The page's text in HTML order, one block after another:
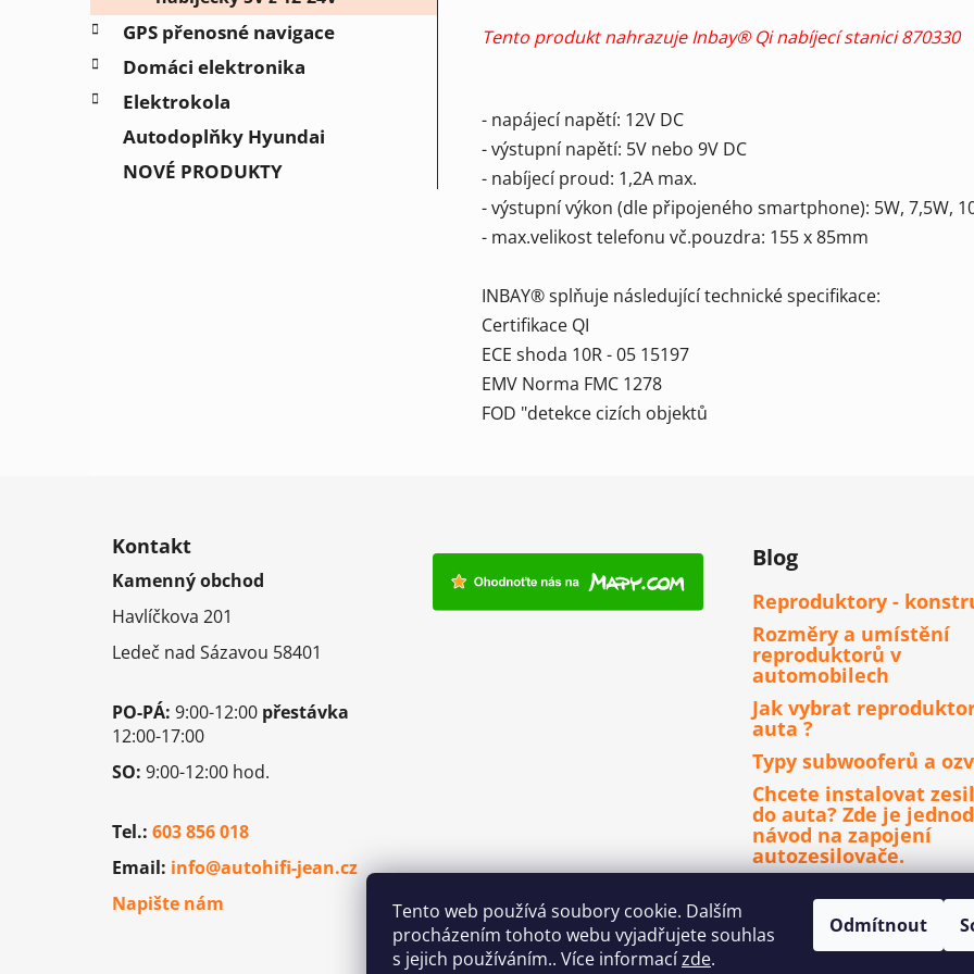
Tento web používá soubory cookie. Dalším
procházením tohoto webu vyjadřujete souhlas
s jejich používáním.. Více informacízde.
Odmítnout
GPS přenosné navigace
Domáci elektronika
Elektrokola
Autodoplňky Hyundai
NOVÉ PRODUKTY
Tento produkt nahrazuje Inbay® Qi nabíjecí stanici 870330
- napájecí napětí: 12V DC
- výstupní napětí: 5V nebo 9V DC
- nabíjecí proud: 1,2A max.
- výstupní výkon (dle připojeného smartphone): 5W, 7,5W,
- max.velikost telefonu vč.pouzdra: 155 x 85mm
INBAY® splňuje následující technické specifikace:
Certifikace QI
ECE shoda 10R - 05 15197
EMV Norma FMC 1278
FOD "detekce cizích objektů
Kontakt
Kamenný obchod
Havlíčkova 201
Ledeč nad Sázavou 58401
PO-PÁ: 9:00-12:00 přestávka
12:00-17:00
SO: 9:00-12:00 hod.
Tel.: 603 856 018
Email: info@autohifi-jean.cz
Napište nám
Blog
Reproduktory -
Rozměry a umístění
reproduktorů v
automobilech
Jak vybrat
auta ?
Typy subwooferů a
Chcete instalovat
do auta? Zde je
návod na zapojení
autozesilovače.
autorádia ?